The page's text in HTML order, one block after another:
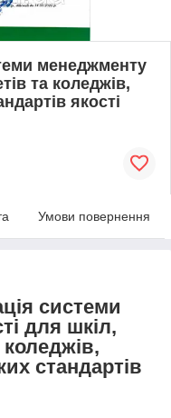
менеджменту
та коледжів,
якості
Умови повернення
системи
для шкіл,
коледжів,
стандартів